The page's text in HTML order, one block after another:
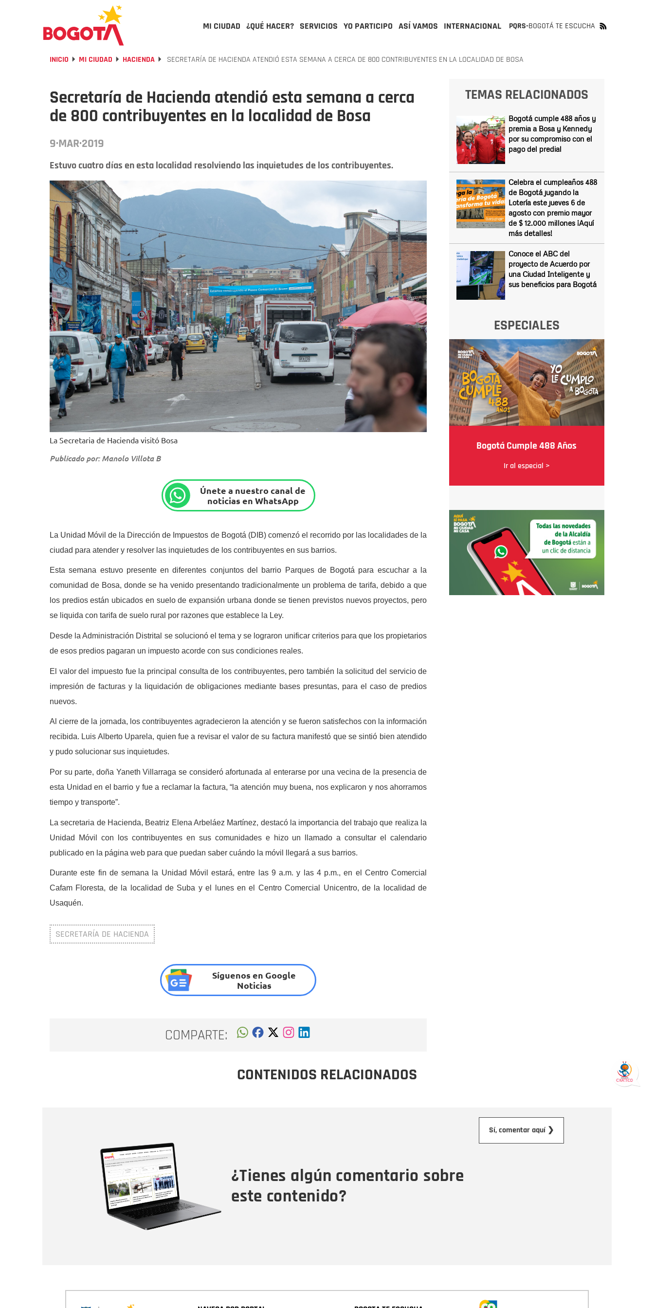
MI CIUDAD ¿QUÉ HACER? SERVICIOS YO PARTICIPO ASÍ VAMOS INTERNACIONAL PQRS-BOGOTÁ TE ESCUCHA
INICIO MI CIUDAD HACIENDA SECRETARÍA DE HACIENDA ATENDIÓ ESTA SEMANA A CERCA DE 800 CONTRIBUYENTES EN LA LOCALIDAD DE BOSA
Secretaría de Hacienda atendió esta semana a cerca
de 800 contribuyentes en la localidad de Bosa
9·MAR·2019
Estuvo cuatro días en esta localidad resolviendo las inquietudes de los contribuyentes.
La Secretaria de Hacienda visitó Bosa
Publicado por: Manolo Villota B
Únete a nuestro canal de
noticias en WhatsApp
La Unidad Móvil de la Dirección de Impuestos de Bogotá (DIB) comenzó el recorrido por las localidades de la
ciudad para atender y resolver las inquietudes de los contribuyentes en sus barrios.
Esta semana estuvo presente en diferentes conjuntos del barrio Parques de Bogotá para escuchar a la
comunidad de Bosa, donde se ha venido presentando tradicionalmente un problema de tarifa, debido a que
los predios están ubicados en suelo de expansión urbana donde se tienen previstos nuevos proyectos, pero
se liquida con tarifa de suelo rural por razones que establece la Ley.
Desde la Administración Distrital se solucionó el tema y se lograron unificar criterios para que los propietarios
de esos predios pagaran un impuesto acorde con sus condiciones reales.
El valor del impuesto fue la principal consulta de los contribuyentes, pero también la solicitud del servicio de
impresión de facturas y la liquidación de obligaciones mediante bases presuntas, para el caso de predios
nuevos.
Al cierre de la jornada, los contribuyentes agradecieron la atención y se fueron satisfechos con la información
recibida. Luis Alberto Uparela, quien fue a revisar el valor de su factura manifestó que se sintió bien atendido
y pudo solucionar sus inquietudes.
Por su parte, doña Yaneth Villarraga se consideró afortunada al enterarse por una vecina de la presencia de
esta Unidad en el barrio y fue a reclamar la factura, “la atención muy buena, nos explicaron y nos ahorramos
tiempo y transporte”.
La secretaria de Hacienda, Beatriz Elena Arbeláez Martínez, destacó la importancia del trabajo que realiza la
Unidad Móvil con los contribuyentes en sus comunidades e hizo un llamado a consultar el calendario
publicado en la página web para que puedan saber cuándo la móvil llegará a sus barrios.
Durante este fin de semana la Unidad Móvil estará, entre las 9 a.m. y las 4 p.m., en el Centro Comercial
Cafam Floresta, de la localidad de Suba y el lunes en el Centro Comercial Unicentro, de la localidad de
Usaquén.
SECRETARÍA DE HACIENDA
Síguenos en Google
Noticias
COMPARTE:
TEMAS RELACIONADOS
Bogotá cumple 488 años y
premia a Bosa y Kennedy
por su compromiso con el
pago del predial
Celebra el cumpleaños 488
de Bogotá jugando la
Lotería este jueves 6 de
agosto con premio mayor
de $ 12.000 millones ¡Aquí
más detalles!
Conoce el ABC del
proyecto de Acuerdo por
una Ciudad Inteligente y
sus beneficios para Bogotá
ESPECIALES
Bogotá Cumple 488 Años
Ir al especial >
CONTENIDOS RELACIONADOS
¿Tienes algún comentario sobre
este contenido?
Sí, comentar aquí ❯